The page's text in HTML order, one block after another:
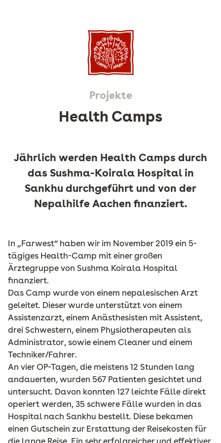
Projekte
Health Camps
Jährlich werden Health Camps durch
das Sushma-Koirala Hospital in
Sankhu durchgeführt und von der
Nepalhilfe Aachen finanziert.
In „Farwest“ haben wir im November 2019 ein 5-
tägiges Health-Camp mit einer großen
Ärztegruppe von Sushma Koirala Hospital
finanziert.
Das Camp wurde von einem nepalesischen Arzt
geleitet. Dieser wurde unterstützt von einem
Assistenzarzt, einem Anästhesisten mit Assistent,
drei Schwestern, einem Physiotherapeuten als
Administrator, sowie einem Cleaner und einem
Techniker/Fahrer.
An vier OP-Tagen, die meistens 12 Stunden lang
andauerten, wurden 567 Patienten gesichtet und
untersucht. Davon konnten 127 leichte Fälle direkt
operiert werden, 35 schwere Fälle wurden in das
Hospital nach Sankhu bestellt. Diese bekamen
einen Gutschein zur Erstattung der Reisekosten für
die lange Reise. Ein sehr erfolgreicher und effektiver